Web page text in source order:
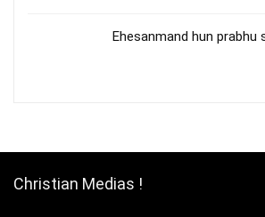
Ehesanmand hun prabhu
Christian Medias !